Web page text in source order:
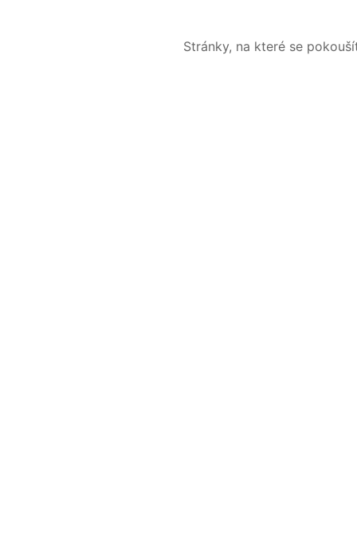
Stránky, na které se